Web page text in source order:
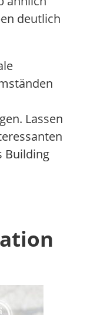
deutlich
Lassen
Building